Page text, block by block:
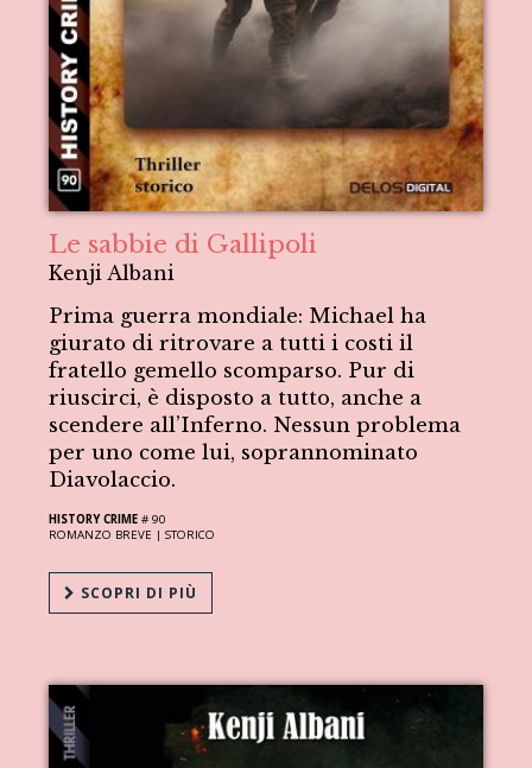
Le sabbie di Gallipoli
Kenji Albani
Prima guerra mondiale: Michael ha
giurato di ritrovare a tutti i costi il
fratello gemello scomparso. Pur di
riuscirci, è disposto a tutto, anche a
scendere all’Inferno. Nessun problema
per uno come lui, soprannominato
Diavolaccio.
HISTORY CRIME # 90
ROMANZO BREVE |STORICO
SCOPRI DI PIÙ